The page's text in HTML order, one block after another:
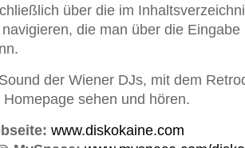
über die im
die man über die Eingabe
der Wiener DJs, mit dem
sehen und hören.
www.diskokaine.com